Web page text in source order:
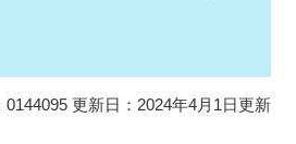
0144095 更新日：2024年4月1日更新